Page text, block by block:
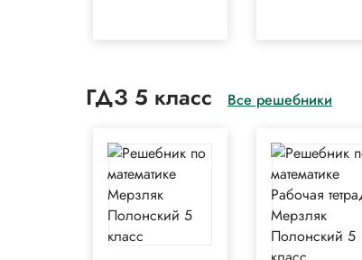
ГДЗ 5 класс Все решебники